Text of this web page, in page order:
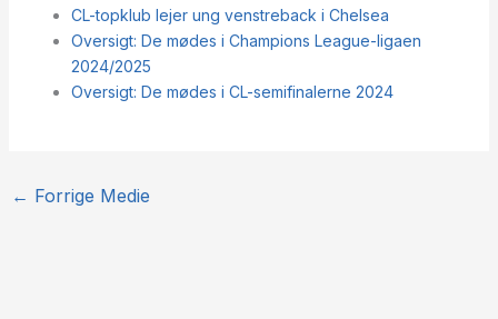
CL-topklub lejer ung venstreback i Chelsea
Oversigt: De mødes i Champions League-ligaen
2024/2025
Oversigt: De mødes i CL-semifinalerne 2024
← Forrige Medie